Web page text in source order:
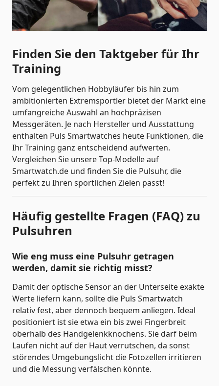
Finden Sie den Taktgeber für Ihr
Training
Vom gelegentlichen Hobbyläufer bis hin zum
ambitionierten Extremsportler bietet der Markt eine
umfangreiche Auswahl an hochpräzisen
Messgeräten. Je nach Hersteller und Ausstattung
enthalten Puls Smartwatches heute Funktionen, die
Ihr Training ganz entscheidend aufwerten.
Vergleichen Sie unsere Top-Modelle auf
Smartwatch.de und finden Sie die Pulsuhr, die
perfekt zu Ihren sportlichen Zielen passt!
Häufig gestellte Fragen (FAQ) zu
Pulsuhren
Wie eng muss eine Pulsuhr getragen
werden, damit sie richtig misst?
Damit der optische Sensor an der Unterseite exakte
Werte liefern kann, sollte die Puls Smartwatch
relativ fest, aber dennoch bequem anliegen. Ideal
positioniert ist sie etwa ein bis zwei Fingerbreit
oberhalb des Handgelenkknochens. Sie darf beim
Laufen nicht auf der Haut verrutschen, da sonst
störendes Umgebungslicht die Fotozellen irritieren
und die Messung verfälschen könnte.